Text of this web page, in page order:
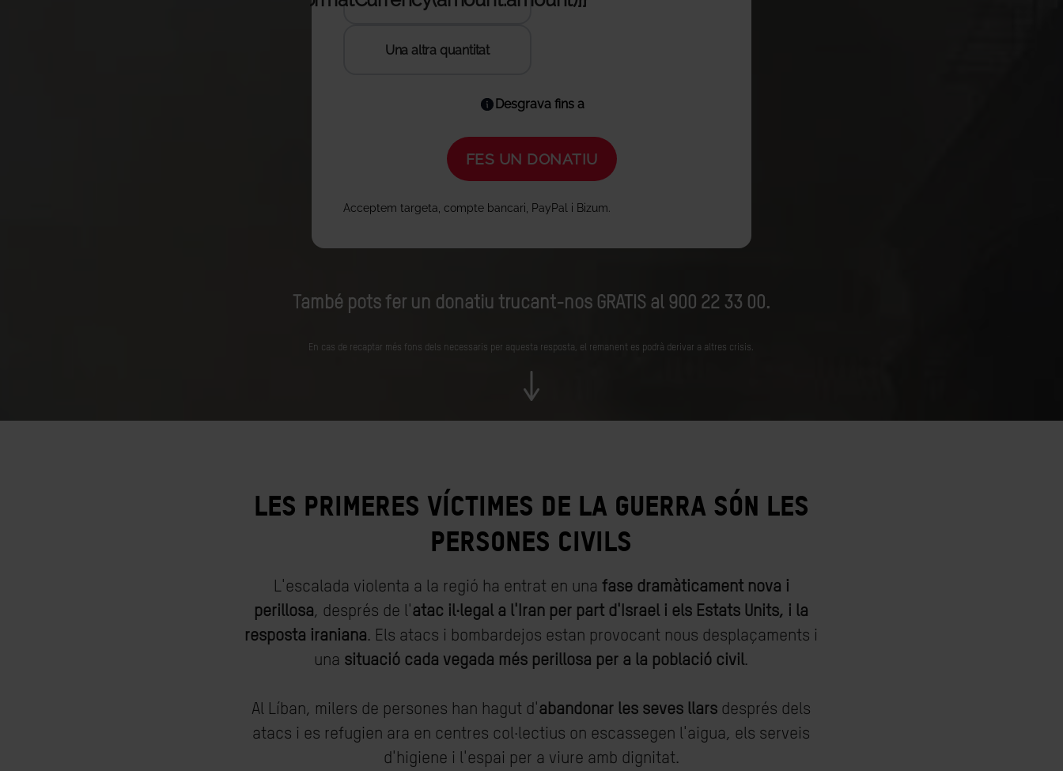
També pots fer un donatiu trucant-nos GRATIS al 900 22 33 00.
En cas de recaptar més fons dels necessaris per aquesta resposta, el remanent es podrà derivar a altres crisis.
Les primeres víctimes de la guerra són les
persones civils
L'escalada violenta a la regió ha entrat en una fase dramàticament nova i
perillosa, després de l'atac il·legal a l'Iran per part d'Israel i els Estats Units, i la
resposta iraniana. Els atacs i bombardejos estan provocant nous desplaçaments i
una situació cada vegada més perillosa per a la població civil.
Al Líban, milers de persones han hagut d'abandonar les seves llars després dels
atacs i es refugien ara en centres col·lectius on escassegen l'aigua, els serveis
d'higiene i l'espai per a viure amb dignitat.